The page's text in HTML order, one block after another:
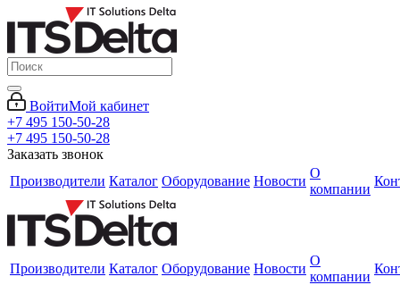
ВойтиМой кабинет
+7 495 150-50-28
+7 495 150-50-28
Заказать звонок
Производители Каталог Оборудование Новости
О
компании
Производители Каталог Оборудование Новости
О
компании